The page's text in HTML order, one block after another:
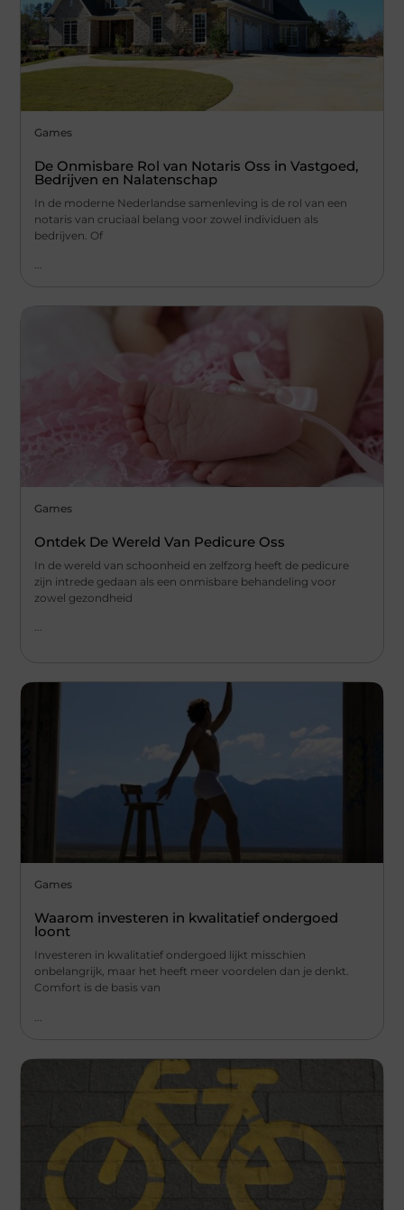
Games
De Onmisbare Rol van Notaris Oss in Vastgoed,
Bedrijven en Nalatenschap
In de moderne Nederlandse samenleving is de rol van een
notaris van cruciaal belang voor zowel individuen als
bedrijven. Of
Games
Ontdek De Wereld Van Pedicure Oss
In de wereld van schoonheid en zelfzorg heeft de pedicure
zijn intrede gedaan als een onmisbare behandeling voor
zowel gezondheid
...
Games
Waarom investeren in kwalitatief ondergoed
loont
Investeren in kwalitatief ondergoed lijkt misschien
onbelangrijk, maar het heeft meer voordelen dan je denkt.
Comfort is de basis van